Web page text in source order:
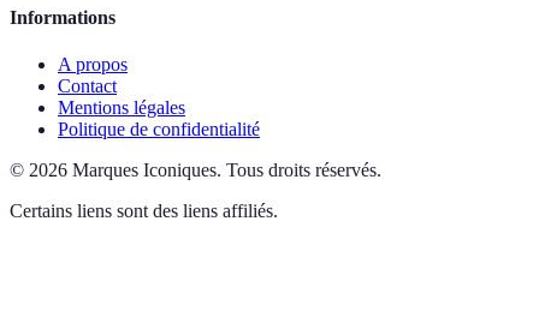
Informations
A propos
Contact
Mentions légales
Politique de confidentialité
© 2026 Marques Iconiques. Tous droits réservés.
Certains liens sont des liens affiliés.